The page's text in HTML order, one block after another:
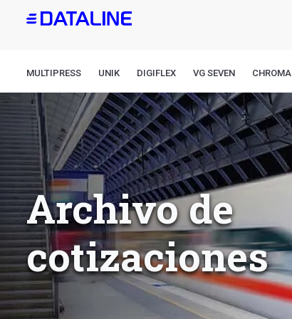
MULTIPRESS UNIK DIGIFLEX VG SEVEN CHROMA
Archivo de
cotizaciones